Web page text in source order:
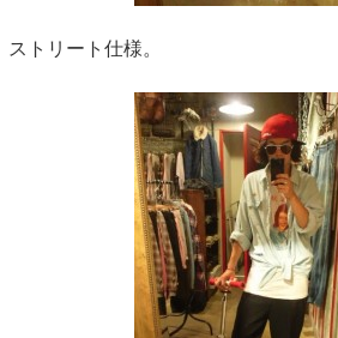
ストリート仕様。